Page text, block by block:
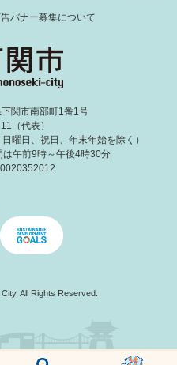
バナー募集について
関市南部町1番1号
（代表）
曜日、祝日、年末年始を除く）
午前9時～午後4時30分
All Rights Reserved.